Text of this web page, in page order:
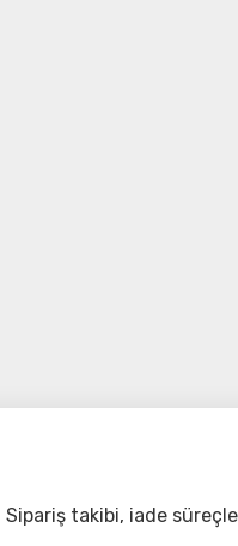
Sipariş takibi, iade